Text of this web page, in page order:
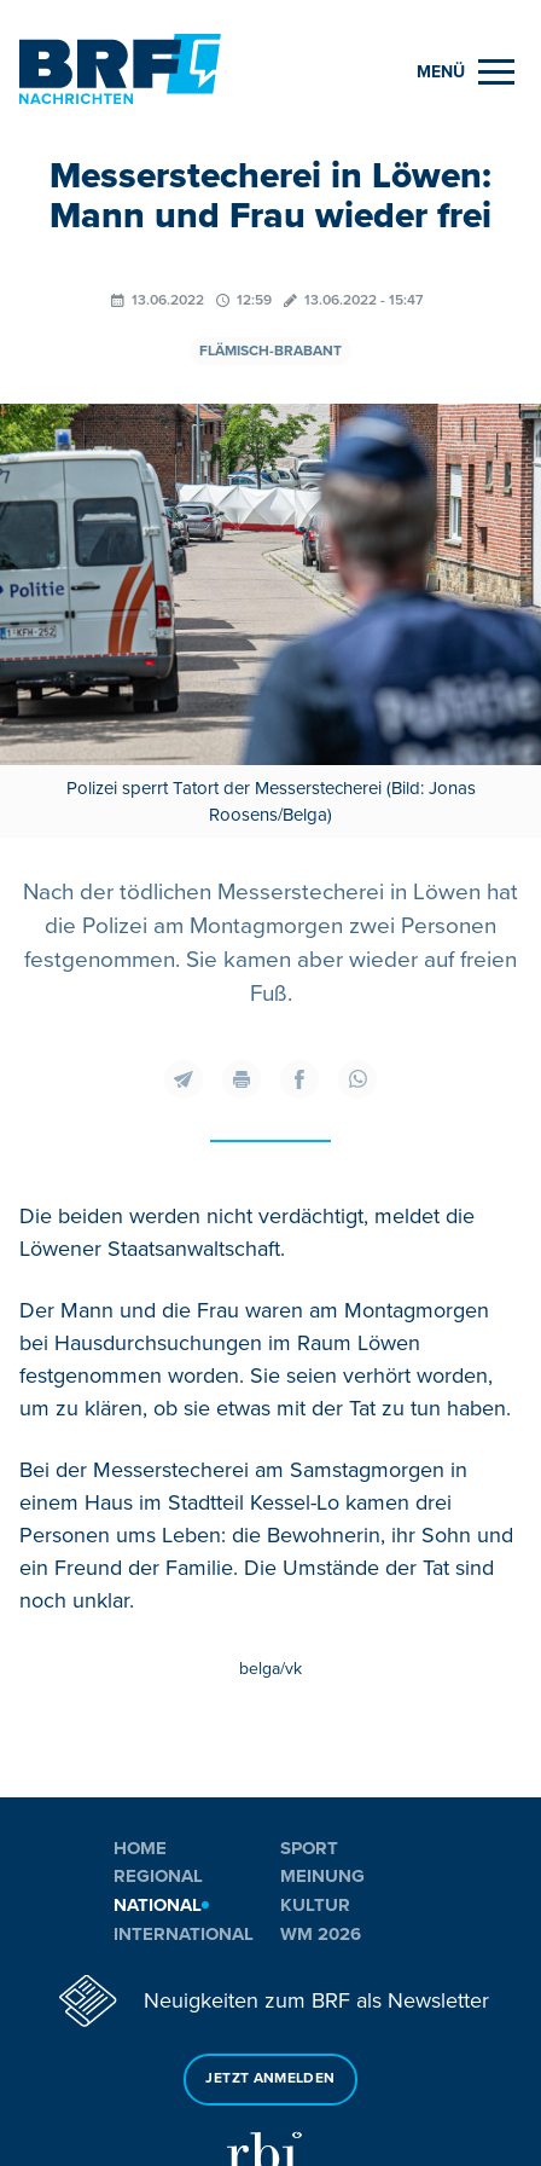
MENÜ
Messerstecherei in Löwen:
Mann und Frau wieder frei
13.06.2022 12:59 13.06.2022 - 15:47
FLÄMISCH-BRABANT
Polizei sperrt Tatort der Messerstecherei (Bild: Jonas
Roosens/Belga)
Nach der tödlichen Messerstecherei in Löwen hat
die Polizei am Montagmorgen zwei Personen
festgenommen. Sie kamen aber wieder auf freien
Fuß.
Die beiden werden nicht verdächtigt, meldet die
Löwener Staatsanwaltschaft.
Der Mann und die Frau waren am Montagmorgen
bei Hausdurchsuchungen im Raum Löwen
festgenommen worden. Sie seien verhört worden,
um zu klären, ob sie etwas mit der Tat zu tun haben.
Bei der Messerstecherei am Samstagmorgen in
einem Haus im Stadtteil Kessel-Lo kamen drei
Personen ums Leben: die Bewohnerin, ihr Sohn und
ein Freund der Familie. Die Umstände der Tat sind
noch unklar.
belga/vk
HOME
REGIONAL
NATIONAL
INTERNATIONAL
SPORT
MEINUNG
KULTUR
WM 2026
Neuigkeiten zum BRF als Newsletter
JETZT ANMELDEN